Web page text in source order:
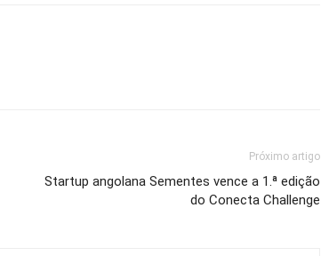
Próximo artigo
Startup angolana Sementes vence a 1.ª edição
do Conecta Challenge